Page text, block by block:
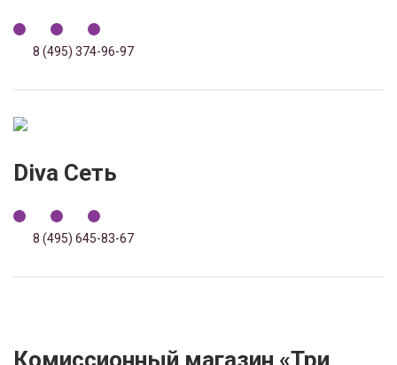
8 (495) 374-96-97
Diva Сеть
8 (495) 645-83-67
Комиссионный магазин «Три